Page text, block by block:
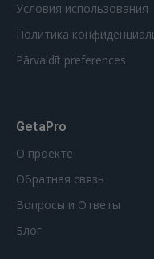
Условия использования
Политика
Pārvaldīt preferences
GetaPro
О проекте
Обратная связь
Вопросы и Ответы
Блог